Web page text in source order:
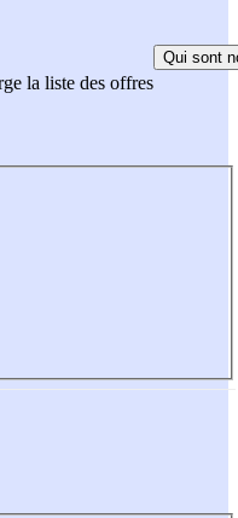
la liste des offres
Qui sont